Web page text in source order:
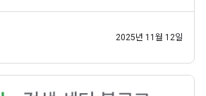
2025년 11월 12일